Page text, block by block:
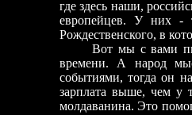
где здесь наши,
европейцев. У них -
Рождественского, в
Вот мы с вами
времени. А народ
событиями, тогда он
зарплата выше, чем у
молдаванина. Это